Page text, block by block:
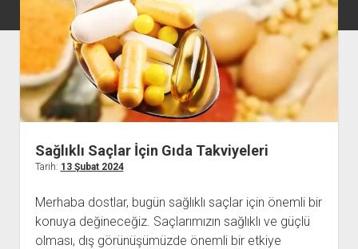
Anasayfa
Burun Estetiği
Göğüs Estetiği
Vücut Estetiği
Yüz Estetiği
Hakkımızda
İletişim
Sağlıklı Saçlar İçin Gıda Takviyeleri
Tarih: 13 Şubat 2024
Merhaba dostlar, bugün sağlıklı saçlar için önemli bir
konuya değineceğiz. Saçlarımızın sağlıklı ve güçlü
olması, dış görünüşümüzde önemli bir etkiye